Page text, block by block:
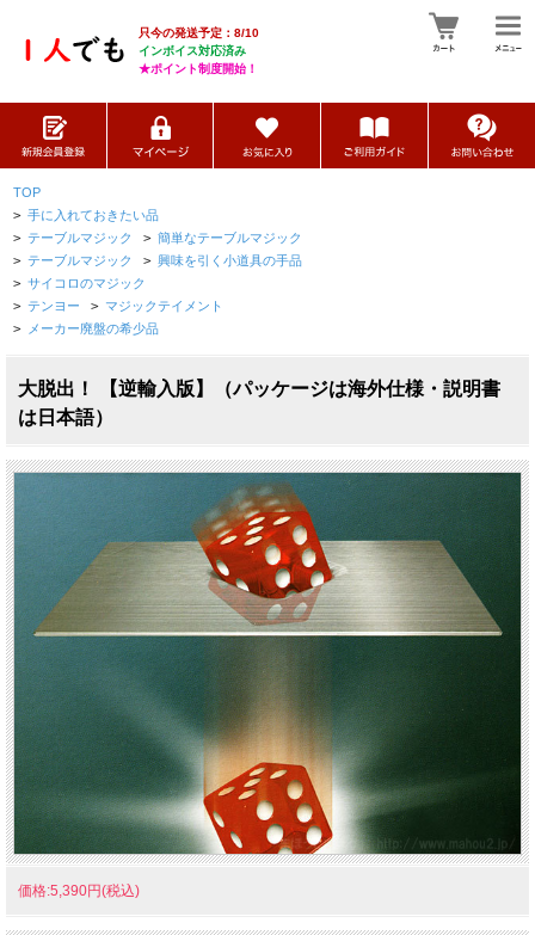
只今の発送予定：8/10
インボイス対応済み
★ポイント制度開始！
TOP
> 手に入れておきたい品
> テーブルマジック > 簡単なテーブルマジック
> テーブルマジック > 興味を引く小道具の手品
> サイコロのマジック
> テンヨー > マジックテイメント
> メーカー廃盤の希少品
大脱出！ 【逆輸入版】（パッケージは海外仕様・説明書
は日本語）
価格:5,390円(税込)